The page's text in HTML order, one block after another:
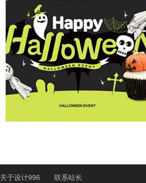
关于设计996 联系站长